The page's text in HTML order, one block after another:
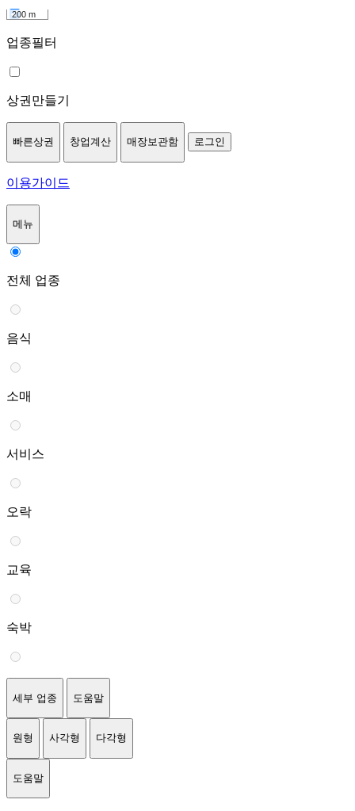
200 m
업종필터
상권만들기
빠른상권 창업계산 매장보관함 로그인
이용가이드
메뉴
전체 업종
음식
소매
서비스
오락
교육
숙박
세부 업종 도움말
원형 사각형 다각형
도움말